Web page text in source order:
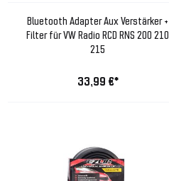
Bluetooth Adapter Aux Verstärker +
Filter für VW Radio RCD RNS 200 210
215
33,99 €*